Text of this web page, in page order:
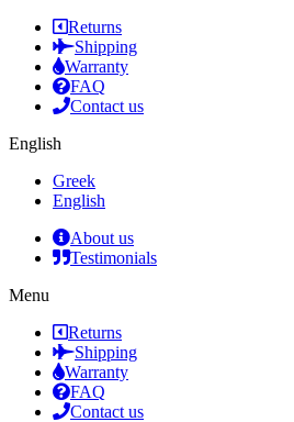
Returns
Shipping
Warranty
FAQ
Contact us
English
Greek
English
About us
Testimonials
Menu
Returns
Shipping
Warranty
FAQ
Contact us